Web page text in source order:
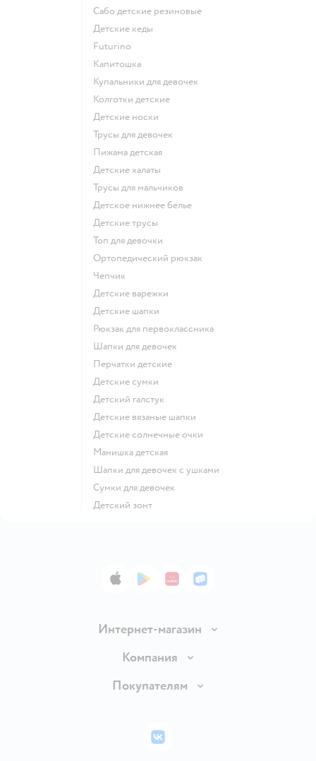
Сабо детские резиновые
Детские кеды
Futurino
Капитошка
Купальники для девочек
Колготки детские
Детские носки
Трусы для девочек
Пижама детская
Детские халаты
Трусы для мальчиков
Детское нижнее белье
Детские трусы
Топ для девочки
Ортопедический рюкзак
Чепчик
Детские варежки
Детские шапки
Рюкзак для первоклассника
Шапки для девочек
Перчатки детские
Детские сумки
Детский галстук
Детские вязаные шапки
Детские солнечные очки
Манишка детская
Шапки для девочек с ушками
Сумки для девочек
Детский зонт
App StoreGoogle Play
AppGallery
RuStore
Интернет-магазин
Доставка и оплата
Правила продажи
Политика использования файлов cookie
Компания
Вакансии
Покупателям
Бонусные карты
ВКонтакте